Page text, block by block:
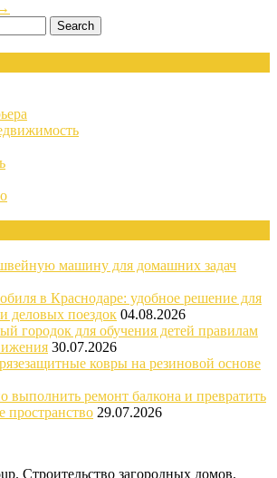
машину для домашних задач
в Краснодаре: удобное решение для
деловых поездок 04.08.2026
городок для обучения детей правилам
30.07.2026
ковры на резиновой основе
выполнить ремонт балкона и превратить
пространство 29.07.2026
Строительство загородных домов.